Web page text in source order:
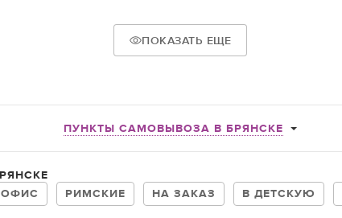
римских занавесок от
качество
доставке или оплате
в кратчайшие
сервисы онлайн
ПОКАЗАТЬ ЕЩЕ
ПУНКТЫ САМОВЫВОЗА В БРЯНСКЕ
ОФИС РИМСКИЕ НА ЗАКАЗ В ДЕТСКУЮ